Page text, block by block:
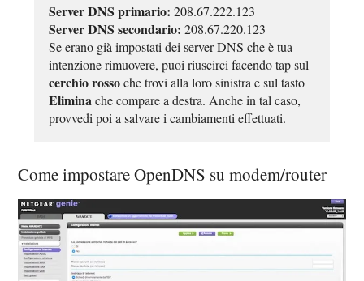
Server DNS primario: 208.67.222.123
Server DNS secondario: 208.67.220.123
Se erano già impostati dei server DNS che è tua
intenzione rimuovere, puoi riuscirci facendo tap sul
cerchio rossoche trovi alla loro sinistra e sul tasto
Elimina che compare a destra. Anche in tal caso,
provvedi poi a salvare i cambiamenti effettuati.
Come impostare OpenDNS su modem/router